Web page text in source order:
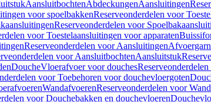
AansluitbochtenAbdeckungenAansluitingen
voor spoelbakkenReserveonderdelen voor
Reserveonderdelen voor
voor Toestelaansluitingen voor apparaten
Reserveonderdelen voor Aansluitingen
voor AansluitbochtenAansluitstuk
DoucheVloerafvoer voor douches
voor Toebehoren voor douchevloergoten
WandafvoerenReserveonderdelen voor
voor Douchebakken en douchevloeren